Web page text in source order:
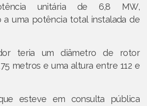
unitária de 6,8 MW,
a uma potência total instalada de
teria um diâmetro de rotor
metros e uma altura entre 112 e
esteve em consulta pública